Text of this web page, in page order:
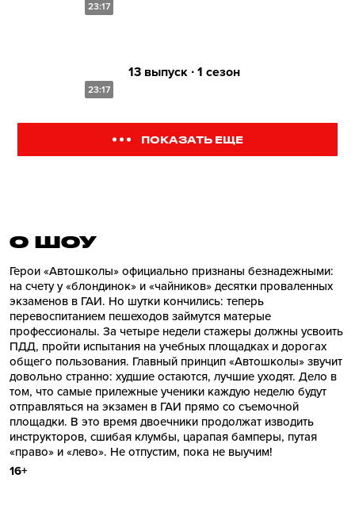
23:17
23:17
13 выпуск ∙ 1 сезон
ПОКАЗАТЬ ЕЩЕ
О ШОУ
Герои «Автошколы» официально признаны безнадежными:
на счету у «блондинок» и «чайников» десятки проваленных
экзаменов в ГАИ. Но шутки кончились: теперь
перевоспитанием пешеходов займутся матерые
профессионалы. За четыре недели стажеры должны усвоить
ПДД, пройти испытания на учебных площадках и дорогах
общего пользования. Главный принцип «Автошколы» звучит
довольно странно: худшие остаются, лучшие уходят. Дело в
том, что самые прилежные ученики каждую неделю будут
отправляться на экзамен в ГАИ прямо со съемочной
площадки. В это время двоечники продолжат изводить
инструкторов, сшибая клумбы, царапая бамперы, путая
«право» и «лево». Не отпустим, пока не выучим!
16+